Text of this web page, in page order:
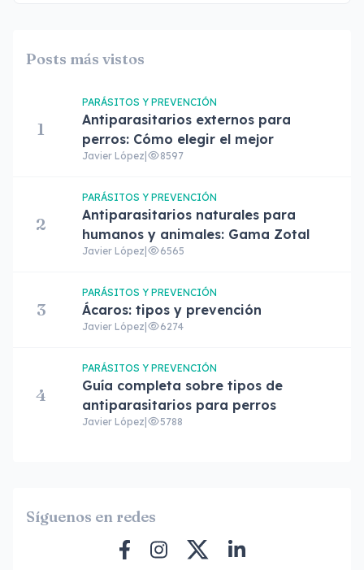
Posts más vistos
1
PARÁSITOS Y PREVENCIÓN
Antiparasitarios externos para
perros: Cómo elegir el mejor
Javier López 8597
2
PARÁSITOS Y PREVENCIÓN
Antiparasitarios naturales para
humanos y animales: Gama Zotal
Javier López 6565
3
PARÁSITOS Y PREVENCIÓN
Ácaros: tipos y prevención
Javier López 6274
4
PARÁSITOS Y PREVENCIÓN
Guía completa sobre tipos de
antiparasitarios para perros
Javier López 5788
Síguenos en redes